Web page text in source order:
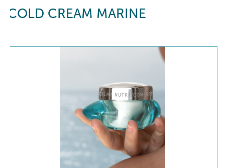
COLD CREAM MARINE